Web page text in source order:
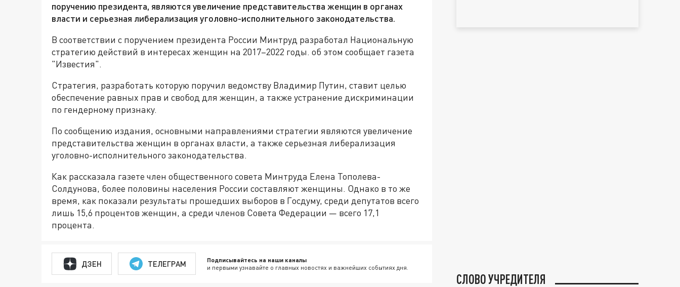
поручению президента, являются увеличение представительства женщин в органах
власти и серьезная либерализация уголовно-исполнительного законодательства.
В соответствии с поручением президента России Минтруд разработал Национальную
стратегию действий в интересах женщин на 2017–2022 годы. об этом сообщает газета
"Известия".
Стратегия, разработать которую поручил ведомству Владимир Путин, ставит целью
обеспечение равных прав и свобод для женщин, а также устранение дискриминации
по гендерному признаку.
По сообщению издания, основными направлениями стратегии являются увеличение
представительства женщин в органах власти, а также серьезная либерализация
уголовно-исполнительного законодательства.
Как рассказала газете член общественного совета Минтруда Елена Тополева-
Солдунова, более половины населения России составляют женщины. Однако в то же
время, как показали результаты прошедших выборов в Госдуму, среди депутатов всего
лишь 15,6 процентов женщин, а среди членов Совета Федерации — всего 17,1
процента.
ДЗЕН ТЕЛЕГРАМ Подписывайтесь на наши каналы
и первыми узнавайте о главных новостях и важнейших событиях дня.
СЛОВО УЧРЕДИТЕЛЯ